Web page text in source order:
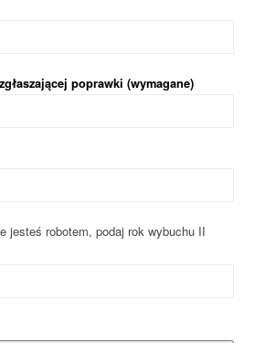
poprawki (wymagane)
jesteś robotem, podaj rok wybuchu II